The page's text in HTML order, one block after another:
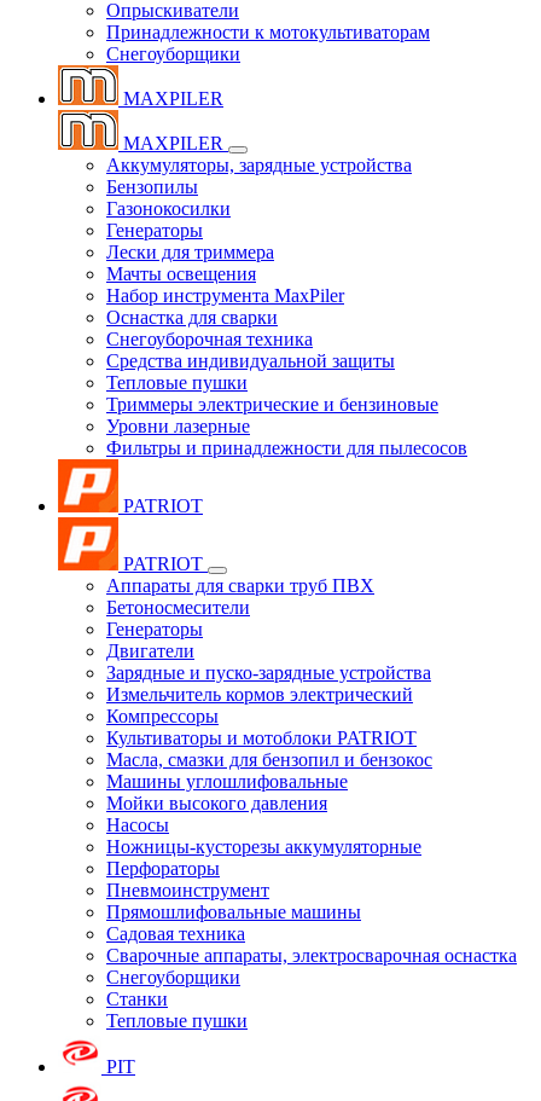
Опрыскиватели
Принадлежности к мотокультиваторам
Снегоуборщики
MAXPILER
MAXPILER
Аккумуляторы, зарядные устройства
Бензопилы
Газонокосилки
Генераторы
Лески для триммера
Мачты освещения
Набор инструмента MaxPiler
Оснастка для сварки
Снегоуборочная техника
Средства индивидуальной защиты
Тепловые пушки
Триммеры электрические и бензиновые
Уровни лазерные
Фильтры и принадлежности для пылесосов
PATRIOT
PATRIOT
Аппараты для сварки труб ПВХ
Бетоносмесители
Генераторы
Двигатели
Зарядные и пуско-зарядные устройства
Измельчитель кормов электрический
Компрессоры
Культиваторы и мотоблоки PATRIOT
Масла, смазки для бензопил и бензокос
Машины углошлифовальные
Мойки высокого давления
Насосы
Ножницы-кусторезы аккумуляторные
Перфораторы
Пневмоинструмент
Прямошлифовальные машины
Садовая техника
Сварочные аппараты, электросварочная оснастка
Снегоуборщики
Станки
Тепловые пушки
PIT